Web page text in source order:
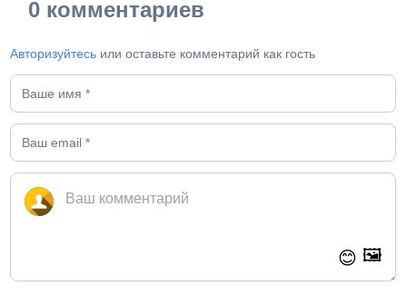
0 комментариев
Авторизуйтесь или оставьте комментарий как гость
😊 🖼️